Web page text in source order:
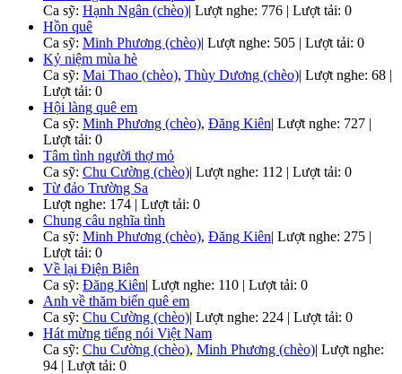
Ca sỹ: Hạnh Ngân (chèo)| Lượt nghe: 776 | Lượt tải: 0
Hồn quê
Ca sỹ: Minh Phương (chèo)| Lượt nghe: 505 | Lượt tải: 0
Kỷ niệm mùa hè
Ca sỹ: Mai Thao (chèo), Thùy Dương (chèo)| Lượt nghe: 68 |
Lượt tải: 0
Hội làng quê em
Ca sỹ: Minh Phương (chèo), Đăng Kiên| Lượt nghe: 727 |
Lượt tải: 0
Tâm tình người thợ mỏ
Ca sỹ: Chu Cường (chèo)| Lượt nghe: 112 | Lượt tải: 0
Từ đảo Trường Sa
Lượt nghe: 174 | Lượt tải: 0
Chung câu nghĩa tình
Ca sỹ: Minh Phương (chèo), Đăng Kiên| Lượt nghe: 275 |
Lượt tải: 0
Về lại Điện Biên
Ca sỹ: Đăng Kiên| Lượt nghe: 110 | Lượt tải: 0
Anh về thăm biển quê em
Ca sỹ: Chu Cường (chèo)| Lượt nghe: 224 | Lượt tải: 0
Hát mừng tiếng nói Việt Nam
Ca sỹ: Chu Cường (chèo), Minh Phương (chèo)| Lượt nghe:
94 | Lượt tải: 0